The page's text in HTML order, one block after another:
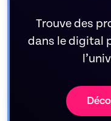
Trouve des
dans le digital